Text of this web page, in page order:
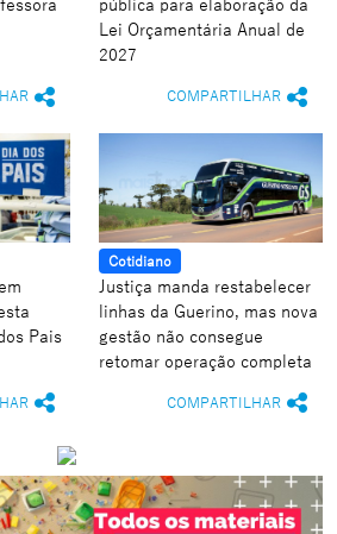
pública para elaboração da
Lei Orçamentária Anual de
2027
COMPARTILHAR
Pais
Cotidiano
Justiça manda restabelecer
linhas da Guerino, mas nova
gestão não consegue
retomar operação completa
COMPARTILHAR